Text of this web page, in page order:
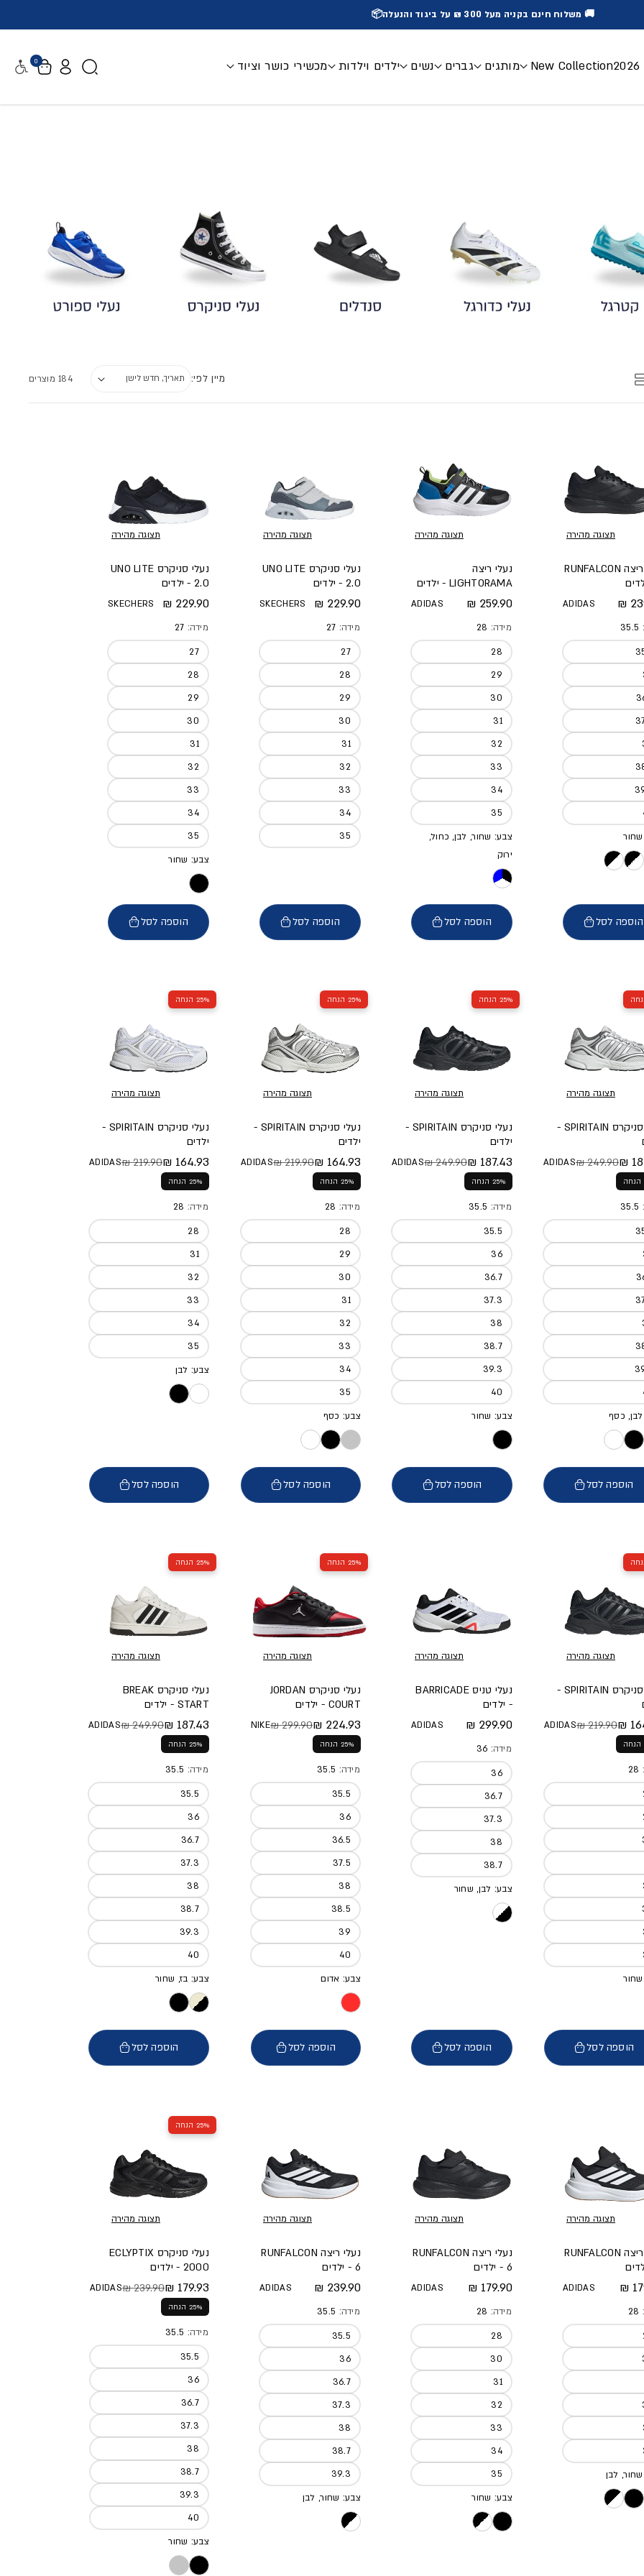
🚚 משלוח חינם בקניה מעל 300 ₪ על ביגוד והנעלה📦
New Collection מותגים גברים נשים ילדים וילדות מכשירי כושר וציוד 0 נגישות
מיין לפי: 184 מוצרים
תצוגה מהירה
נעלי ריצה RUNFALCON
מלא ADIDAS
35.5
הוספה לסל
תצוגה מהירה
נעלי ריצה
LIGHTORAMA - ילדים
מחיר מלא
259.90 ₪
ADIDAS
מידה: 28
28
29
30
31
32
33
34
35
צבע: שחור, לבן, כחול,
ירוק
הוספה לסל
תצוגה מהירה
נעלי סניקרס UNO LITE
2.0 - ילדים
מחיר מלא
229.90 ₪
SKECHERS
מידה: 27
27
28
29
30
31
32
33
34
35
הוספה לסל
תצוגה מהירה
נעלי סניקרס UNO LITE
2.0 - ילדים
מחיר מלא
229.90 ₪
SKECHERS
מידה: 27
27
28
29
30
31
32
33
34
35
צבע: שחור
הוספה לסל
תצוגה מהירה
נעלי סניקרס SPIRITAIN -
מבצע
מלא
249.90 ₪
ADIDAS
35.5
כסף
הוספה לסל
25% הנחה
תצוגה מהירה
נעלי סניקרס SPIRITAIN -
ילדים
מחיר מבצע
187.43 ₪
מחיר מלא
249.90 ₪
ADIDAS
25% הנחה
מידה: 35.5
35.5
36
36.7
37.3
38
38.7
39.3
40
צבע: שחור
הוספה לסל
25% הנחה
תצוגה מהירה
נעלי סניקרס SPIRITAIN -
ילדים
מחיר מבצע
164.93 ₪
מחיר מלא
219.90 ₪
ADIDAS
25% הנחה
מידה: 28
28
29
30
31
32
33
34
35
צבע: כסף
הוספה לסל
25% הנחה
תצוגה מהירה
נעלי סניקרס SPIRITAIN -
ילדים
מחיר מבצע
164.93 ₪
מחיר מלא
219.90 ₪
ADIDAS
25% הנחה
מידה: 28
28
31
32
33
34
35
צבע: לבן
הוספה לסל
תצוגה מהירה
נעלי סניקרס SPIRITAIN -
מבצע
מלא
219.90 ₪
ADIDAS
28
הוספה לסל
תצוגה מהירה
נעלי טניס BARRICADE
- ילדים
מחיר מלא
299.90 ₪
ADIDAS
מידה: 36
36
36.7
37.3
38
38.7
צבע: לבן, שחור
הוספה לסל
25% הנחה
תצוגה מהירה
נעלי סניקרס JORDAN
COURT - ילדים
מחיר מבצע
224.93 ₪
מחיר מלא
299.90 ₪
NIKE
25% הנחה
מידה: 35.5
35.5
36
36.5
37.5
38
38.5
39
40
צבע: אדום
הוספה לסל
25% הנחה
תצוגה מהירה
נעלי סניקרס BREAK
START - ילדים
מחיר מבצע
187.43 ₪
מחיר מלא
249.90 ₪
ADIDAS
25% הנחה
מידה: 35.5
35.5
36
36.7
37.3
38
38.7
39.3
40
צבע: בז, שחור
הוספה לסל
תצוגה מהירה
נעלי ריצה RUNFALCON
מלא ADIDAS
28
לבן
תצוגה מהירה
נעלי ריצה RUNFALCON
6 - ילדים
מחיר מלא
179.90 ₪
ADIDAS
מידה: 28
28
30
31
32
33
34
35
צבע: שחור
תצוגה מהירה
נעלי ריצה RUNFALCON
6 - ילדים
מחיר מלא
239.90 ₪
ADIDAS
מידה: 35.5
35.5
36
36.7
37.3
38
38.7
39.3
צבע: שחור, לבן
25% הנחה
תצוגה מהירה
נעלי סניקרס ECLYPTIX
2000 - ילדים
מחיר מבצע
179.93 ₪
מחיר מלא
239.90 ₪
ADIDAS
25% הנחה
מידה: 35.5
35.5
36
36.7
37.3
38
38.7
39.3
40
צבע: שחור